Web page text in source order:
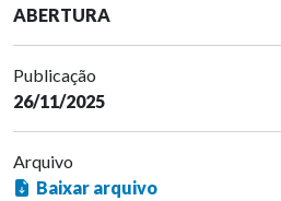
ABERTURA
Publicação
26/11/2025
Arquivo
Baixar arquivo